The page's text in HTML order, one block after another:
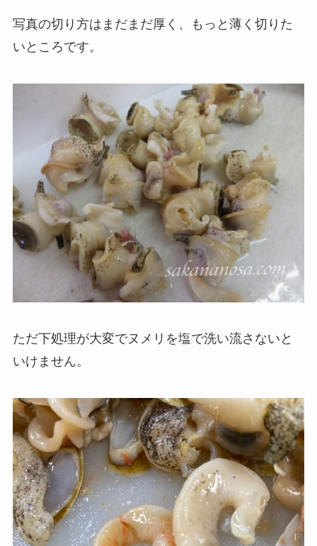
写真の切り方はまだまだ厚く、もっと薄く切りた
いところです。
ただ下処理が大変でヌメリを塩で洗い流さないと
いけません。